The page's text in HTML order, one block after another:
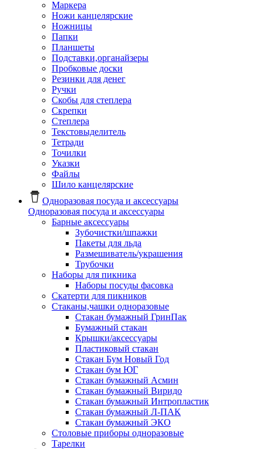
Маркера
Ножи канцелярские
Ножницы
Папки
Планшеты
Подставки,органайзеры
Пробковые доски
Резинки для денег
Ручки
Скобы для степлера
Скрепки
Степлера
Текстовыделитель
Тетради
Точилки
Указки
Файлы
Шило канцелярские
Одноразовая посуда и аксессуары
Одноразовая посуда и аксессуары
Барные аксессуары
Зубочистки/шпажки
Пакеты для льда
Размешиватель/украшения
Трубочки
Наборы для пикника
Наборы посуды фасовка
Скатерти для пикников
Стаканы,чашки одноразовые
Cтакан бумажный ГринПак
Бумажный стакан
Крышки/аксессуары
Пластиковый стакан
Стакан Бум Новый Год
Стакан бум ЮГ
Стакан бумажный Асмин
Стакан бумажный Виридо
Стакан бумажный Интропластик
Стакан бумажный Л-ПАК
Стакан бумажный ЭКО
Столовые приборы одноразовые
Тарелки